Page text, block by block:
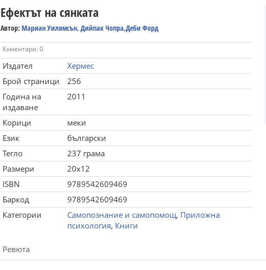
Ефектът на сянката
Автор: Мариан Уилямсън, Дийпак Чопра,Деби Форд
Коментари: 0
Издател
Хермес
Брой страници
256
Година на
издаване
2011
Корици
меки
Език
български
Тегло
237 грама
Размери
20x12
ISBN
9789542609469
Баркод
9789542609469
Категории
Самопознание и самопомощ, Приложна
психология, Книги
Ревюта